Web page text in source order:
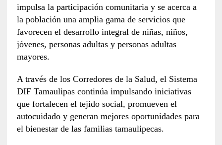
impulsa la participación comunitaria y se acerca a
la población una amplia gama de servicios que
favorecen el desarrollo integral de niñas, niños,
jóvenes, personas adultas y personas adultas
mayores.
A través de los Corredores de la Salud, el Sistema
DIF Tamaulipas continúa impulsando iniciativas
que fortalecen el tejido social, promueven el
autocuidado y generan mejores oportunidades para
el bienestar de las familias tamaulipecas.